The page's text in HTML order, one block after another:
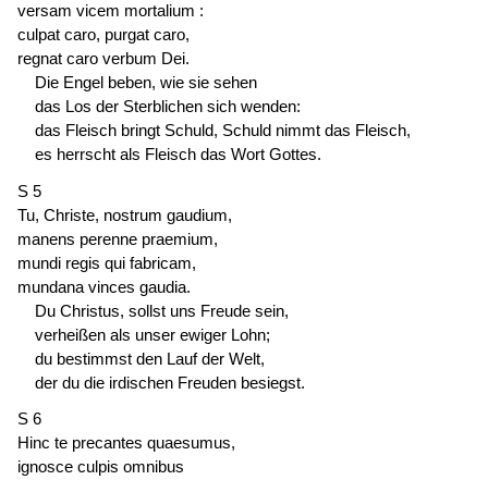
versam vicem mortalium :
culpat caro, purgat caro,
regnat caro verbum Dei.
Die Engel beben, wie sie sehen
das Los der Sterblichen sich wenden:
das Fleisch bringt Schuld, Schuld nimmt das Fleisch,
es herrscht als Fleisch das Wort Gottes.
S 5
Tu, Christe, nostrum gaudium,
manens perenne praemium,
mundi regis qui fabricam,
mundana vinces gaudia.
Du Christus, sollst uns Freude sein,
verheißen als unser ewiger Lohn;
du bestimmst den Lauf der Welt,
der du die irdischen Freuden besiegst.
S 6
Hinc te precantes quaesumus,
ignosce culpis omnibus